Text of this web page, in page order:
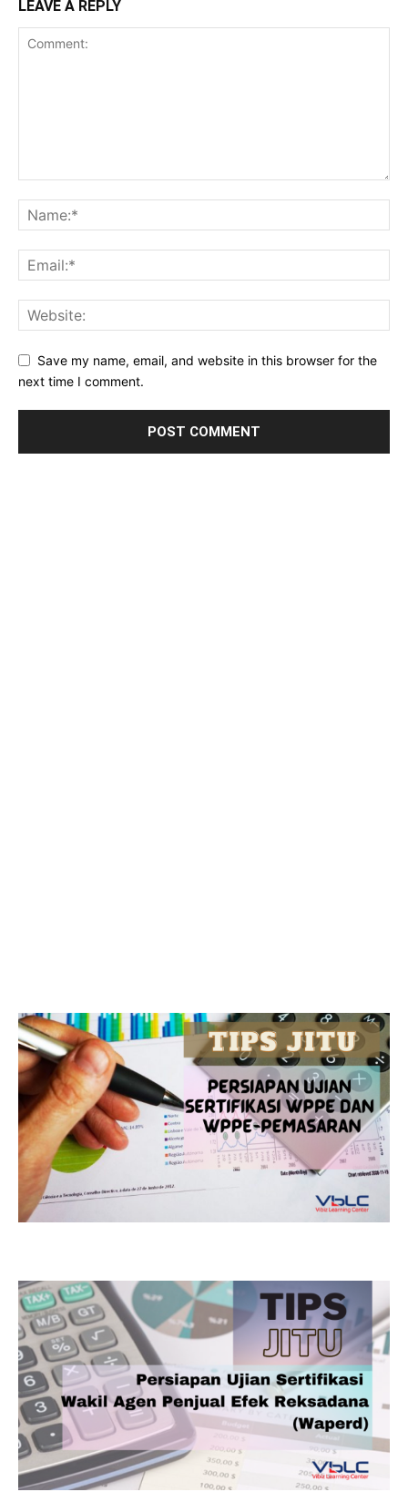
LEAVE A REPLY
Save my name, email, and website in this browser for the
next time I comment.